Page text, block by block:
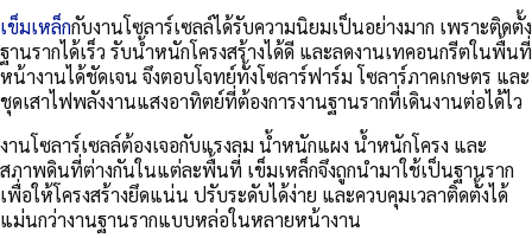
เข็มเหล็กกับงานโซลาร์เซลล์ได้รับความนิยมเป็นอย่างมาก เพราะติดตั้ง
ฐานรากได้เร็ว รับน้ำหนักโครงสร้างได้ดี และลดงานเทคอนกรีตในพื้นที่
หน้างานได้ชัดเจน จึงตอบโจทย์ทั้งโซลาร์ฟาร์ม โซลาร์ภาคเกษตร และ
ชุดเสาไฟพลังงานแสงอาทิตย์ที่ต้องการงานฐานรากที่เดินงานต่อได้ไว
งานโซลาร์เซลล์ต้องเจอกับแรงลม น้ำหนักแผง น้ำหนักโครง และ
สภาพดินที่ต่างกันในแต่ละพื้นที่ เข็มเหล็กจึงถูกนำมาใช้เป็นฐานราก
เพื่อให้โครงสร้างยึดแน่น ปรับระดับได้ง่าย และควบคุมเวลาติดตั้งได้
แม่นกว่างานฐานรากแบบหล่อในหลายหน้างาน